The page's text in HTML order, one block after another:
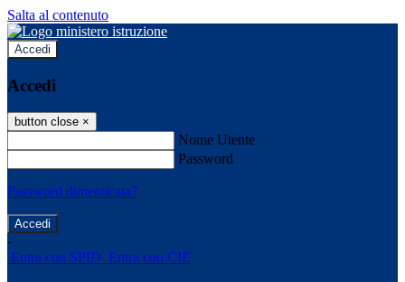
Salta al contenuto
Accedi
Accedi
button close ×
Nome Utente
Password
Password dimenticata?
-
Entra con SPID Entra con CIE